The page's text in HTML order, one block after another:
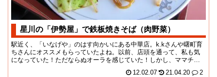
星川の「伊勢屋」で鉄板焼きそば（肉野菜）
駅近く、「いなげや」のはす向かいにある中華店。k.kさんや曙町育
ちさんにオススメもらっていたよね。以前、店頭を通って、私も気
になっていた！ただならぬオーラを感じていた！しかし、ママチャ
12.02.07 21.04.20 2